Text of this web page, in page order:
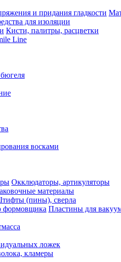
для изоляции
Кисти, палитры, расцветки
Line
восками
Окклюдаторы, артикуляторы
материалы
(пины), сверла
Пластины для
ложек
кламеры